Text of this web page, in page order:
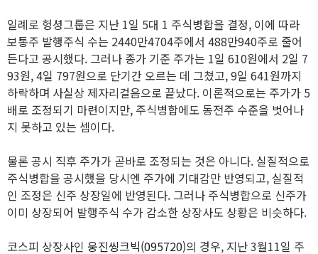
일례로 헝셩그룹은 지난 1일 5대 1 주식병합을 결정, 이에 따라
보통주 발행주식 수는 2440만4704주에서 488만940주로 줄어
든다고 공시했다. 그러나 종가 기준 주가는 1일 610원에서 2일 7
93원, 4일 797원으로 단기간 오르는 데 그쳤고, 9일 641원까지
하락하며 사실상 제자리걸음으로 끝났다. 이론적으로는 주가가 5
배로 조정되기 마련이지만, 주식병합에도 동전주 수준을 벗어나
지 못하고 있는 셈이다.
물론 공시 직후 주가가 곧바로 조정되는 것은 아니다. 실질적으로
주식병합을 공시했을 당시엔 주가에 기대감만 반영되고, 실질적
인 조정은 신주 상장일에 반영된다. 그러나 주식병합으로 신주가
이미 상장되어 발행주식 수가 감소한 상장사도 상황은 비슷하다.
코스피 상장사인 웅진씽크빅(095720)의 경우, 지난 3월11일 주